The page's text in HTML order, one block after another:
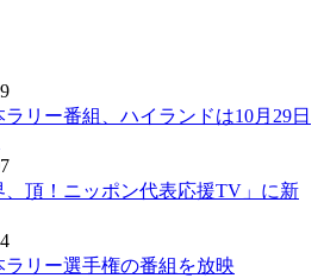
ラリー番組、ハイランドは10月29日
、頂！ニッポン代表応援TV」に新
ラリー選手権の番組を放映